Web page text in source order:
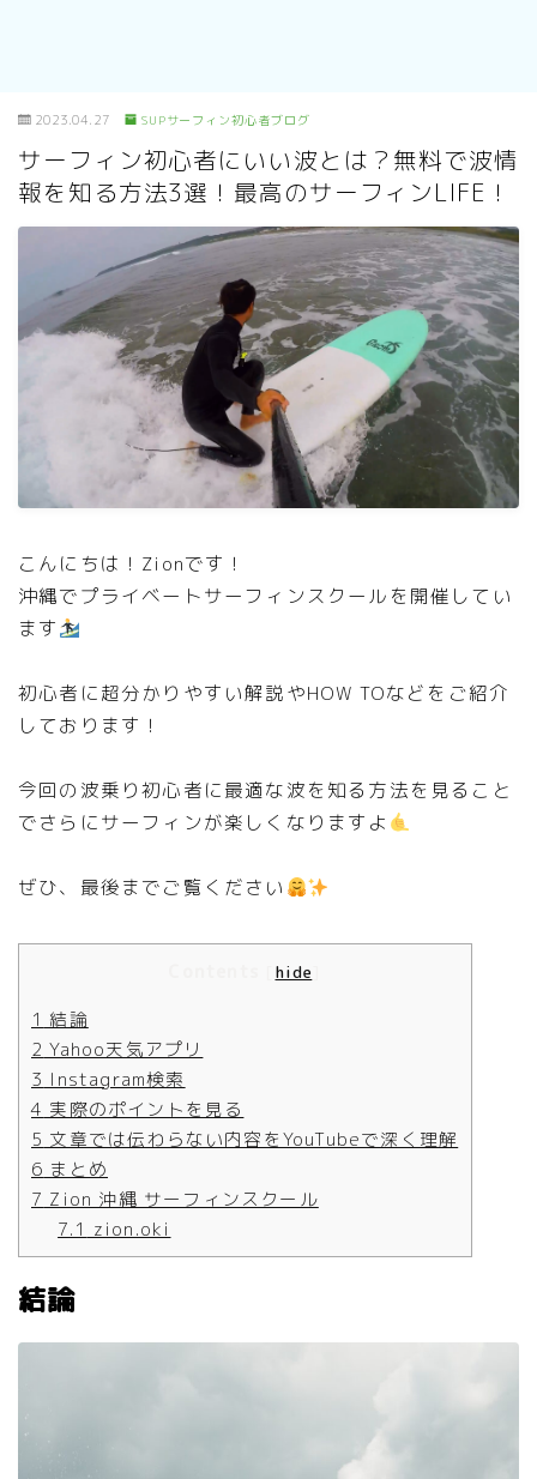
2023.04.27 SUPサーフィン初心者ブログ
サーフィン初心者にいい波とは？無料で波情
報を知る方法3選！最高のサーフィンLIFE！
こんにちは！Zionです！
沖縄でプライベートサーフィンスクールを開催してい
ます
初心者に超分かりやすい解説やHOW TOなどをご紹介
しております！
今回の波乗り初心者に最適な波を知る方法を見ること
でさらにサーフィンが楽しくなりますよ
ぜひ、最後までご覧ください
hide
1 結論
2 Yahoo天気アプリ
3 Instagram検索
4 実際のポイントを見る
5 文章では伝わらない内容をYouTubeで深く理解
6 まとめ
7 Zion 沖縄 サーフィンスクール
7.1 zion.oki
結論